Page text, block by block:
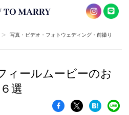
> 写真・ビデオ・フォトウェディング・前撮り
ィールムービーのお
６選